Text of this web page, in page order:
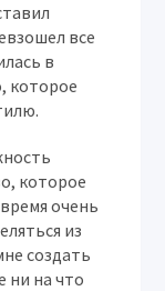
все
в
которое
которое
очень
из
создать
ни на что